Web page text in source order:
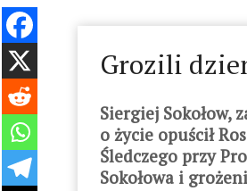
Grozili
Siergiej Sokołow,
o życie opuścił
Śledczego przy
Sokołowa i